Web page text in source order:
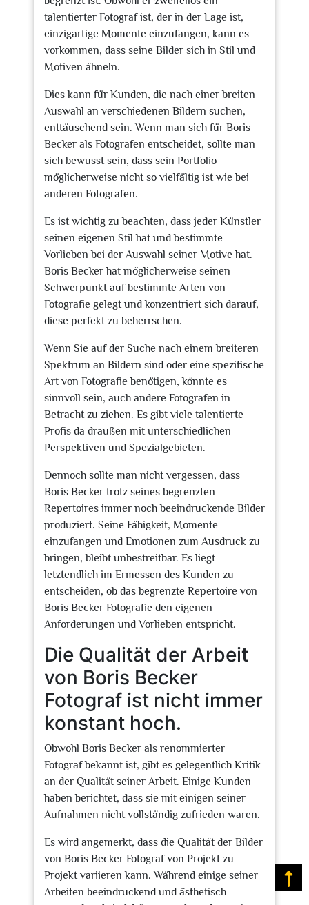
talentierter Fotograf ist, der in der Lage ist,
einzigartige Momente einzufangen, kann es
vorkommen, dass seine Bilder sich in Stil und
Motiven ähneln.
Dies kann für Kunden, die nach einer breiten
Auswahl an verschiedenen Bildern suchen,
enttäuschend sein. Wenn man sich für Boris
Becker als Fotografen entscheidet, sollte man
sich bewusst sein, dass sein Portfolio
möglicherweise nicht so vielfältig ist wie bei
anderen Fotografen.
Es ist wichtig zu beachten, dass jeder Künstler
seinen eigenen Stil hat und bestimmte
Vorlieben bei der Auswahl seiner Motive hat.
Boris Becker hat möglicherweise seinen
Schwerpunkt auf bestimmte Arten von
Fotografie gelegt und konzentriert sich darauf,
diese perfekt zu beherrschen.
Wenn Sie auf der Suche nach einem breiteren
Spektrum an Bildern sind oder eine spezifische
Art von Fotografie benötigen, könnte es
sinnvoll sein, auch andere Fotografen in
Betracht zu ziehen. Es gibt viele talentierte
Profis da draußen mit unterschiedlichen
Perspektiven und Spezialgebieten.
Dennoch sollte man nicht vergessen, dass
Boris Becker trotz seines begrenzten
Repertoires immer noch beeindruckende Bilder
produziert. Seine Fähigkeit, Momente
einzufangen und Emotionen zum Ausdruck zu
bringen, bleibt unbestreitbar. Es liegt
letztendlich im Ermessen des Kunden zu
entscheiden, ob das begrenzte Repertoire von
Boris Becker Fotografie den eigenen
Anforderungen und Vorlieben entspricht.
Die Qualität der Arbeit
von Boris Becker
Fotograf ist nicht immer
konstant hoch.
Obwohl Boris Becker als renommierter
Fotograf bekannt ist, gibt es gelegentlich Kritik
an der Qualität seiner Arbeit. Einige Kunden
haben berichtet, dass sie mit einigen seiner
Aufnahmen nicht vollständig zufrieden waren.
Es wird angemerkt, dass die Qualität der Bilder
von Boris Becker Fotograf von Projekt zu
Projekt variieren kann. Während einige seiner
Arbeiten beeindruckend und ästhetisch